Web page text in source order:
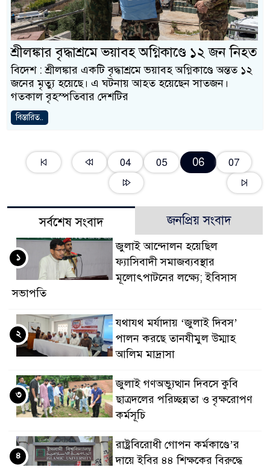
শ্রীলঙ্কার বৃদ্ধাশ্রমে ভয়াবহ অগ্নিকাণ্ডে ১২ জন নিহত
বিদেশ : শ্রীলঙ্কার একটি বৃদ্ধাশ্রমে ভয়াবহ অগ্নিকাণ্ডে অন্তত ১২
জনের মৃত্যু হয়েছে। এ ঘটনায় আহত হয়েছেন সাতজন।
গতকাল বৃহস্পতিবার দেশটির
বিস্তারিত..
04 05 06 07
সর্বশেষ সংবাদ জনপ্রিয় সংবাদ
জুলাই আন্দোলন হয়েছিল
ফ্যাসিবাদী সমাজব্যবস্থার
মূলোৎপাটনের লক্ষ্যে; ইবিসাস
সভাপতি
১
যথাযথ মর্যাদায় ‘জুলাই দিবস’
পালন করছে তানযীমুল উম্মাহ
আলিম মাদ্রাসা
২
জুলাই গণঅভ্যুত্থান দিবসে কুবি
ছাত্রদলের পরিচ্ছন্নতা ও বৃক্ষরোপণ
কর্মসূচি
৩
রাষ্ট্রবিরোধী গোপন কর্মকাণ্ডে’র
দায়ে ইবির ৪৪ শিক্ষকের বিরুদ্ধে
৪